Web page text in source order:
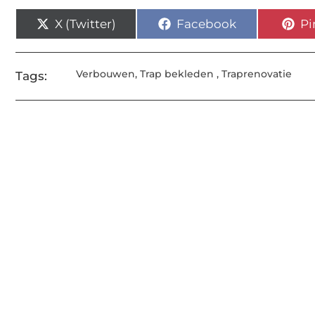
X (Twitter) Facebook
Tags: Verbouwen, Trap bekleden , Traprenovatie